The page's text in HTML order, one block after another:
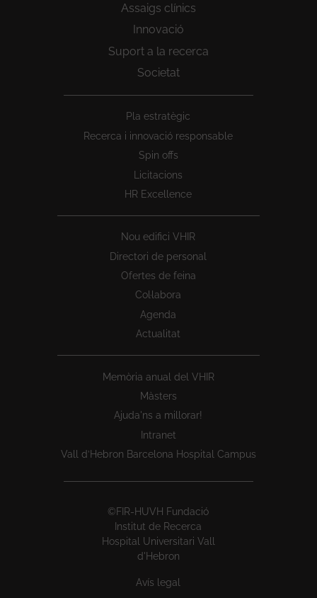
Assaigs clínics
Innovació
Suport a la recerca
Societat
Pla estratègic
Recerca i innovació responsable
Spin offs
Licitacions
HR Excellence
Nou edifici VHIR
Directori de personal
Ofertes de feina
Col·labora
Agenda
Actualitat
Memòria anual del VHIR
Màsters
Ajuda'ns a millorar!
Intranet
Vall d’Hebron Barcelona Hospital Campus
©FIR-HUVH Fundació
Institut de Recerca
Hospital Universitari Vall
d'Hebron
Avís legal